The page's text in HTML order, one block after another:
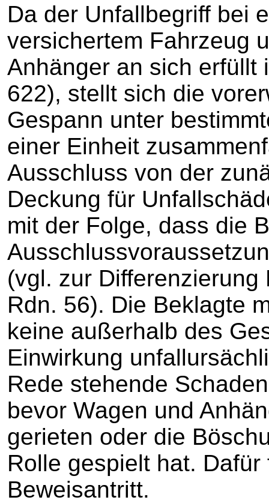
Da der Unfallbegriff bei
versichertem Fahrzeug
Anhänger an sich erfüllt
622), stellt sich die
Gespann unter
einer Einheit
Ausschluss von der
Deckung für
mit der Folge, dass die
(vgl. zur
Rdn. 56). Die Beklagte
keine außerhalb des
Einwirkung
Rede stehende
bevor Wagen und
gerieten oder die
Rolle gespielt hat.
Beweisantritt.